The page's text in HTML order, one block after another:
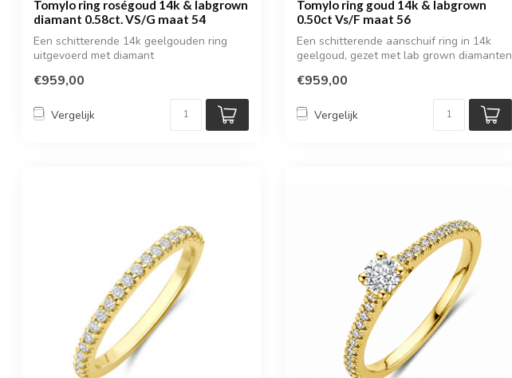
Tomylo ring roségoud 14k & labgrown
diamant 0.58ct. VS/G maat 54
Een schitterende 14k geelgouden ring
uitgevoerd met diamant
€959,00
Vergelijk
Tomylo ring goud 14k & labgrown
0.50ct Vs/F maat 56
Een schitterende aanschuif ring in 14k
geelgoud, gezet met lab grown diamanten
€959,00
Vergelijk